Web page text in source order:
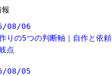
報
08/06
りの5つの判断軸｜自作と依頼
点
08/05